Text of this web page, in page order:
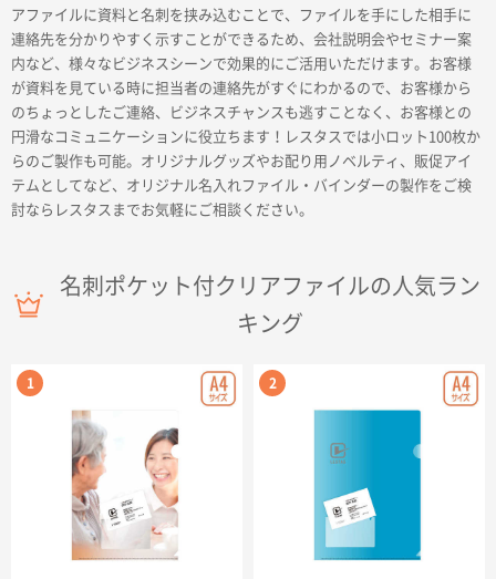
ターゲットから探す
目的・シーンから探す
イベントから探す
初めての方へ
ご注文の流れ
お見積書の作成方法
アファイルに資料と名刺を挟み込むことで、ファイルを手にした相手に
連絡先を分かりやすく示すことができるため、会社説明会やセミナー案
内など、様々なビジネスシーンで効果的にご活用いただけます。お客様
が資料を見ている時に担当者の連絡先がすぐにわかるので、お客様から
のちょっとしたご連絡、ビジネスチャンスも逃すことなく、お客様との
円滑なコミュニケーションに役立ちます！レスタスでは小ロット100枚か
らのご製作も可能。オリジナルグッズやお配り用ノベルティ、販促アイ
テムとしてなど、オリジナル名入れファイル・バインダーの製作をご検
討ならレスタスまでお気軽にご相談ください。
名刺ポケット付クリアファイルの人気ラン
キング